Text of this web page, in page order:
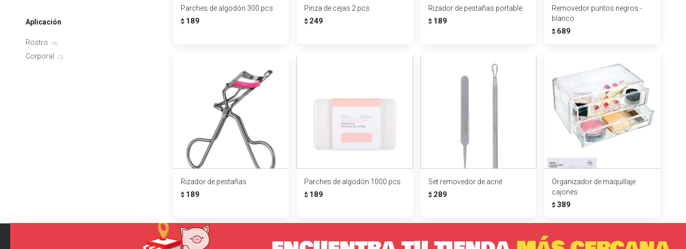
Parches de algodón 300 pcs
$ 189
Pinza de cejas 2 pcs
$ 249
Rizador de pestañas portable
$ 189
Removedor puntos negros -
blanco
$ 689
Rizador de pestañas
$ 189
Parches de algodón 1000 pcs
$ 189
Set removedor de acné
$ 289
Organizador de maquillaje
cajones
$ 389
Aplicación
Rostro (9)
Corporal (2)